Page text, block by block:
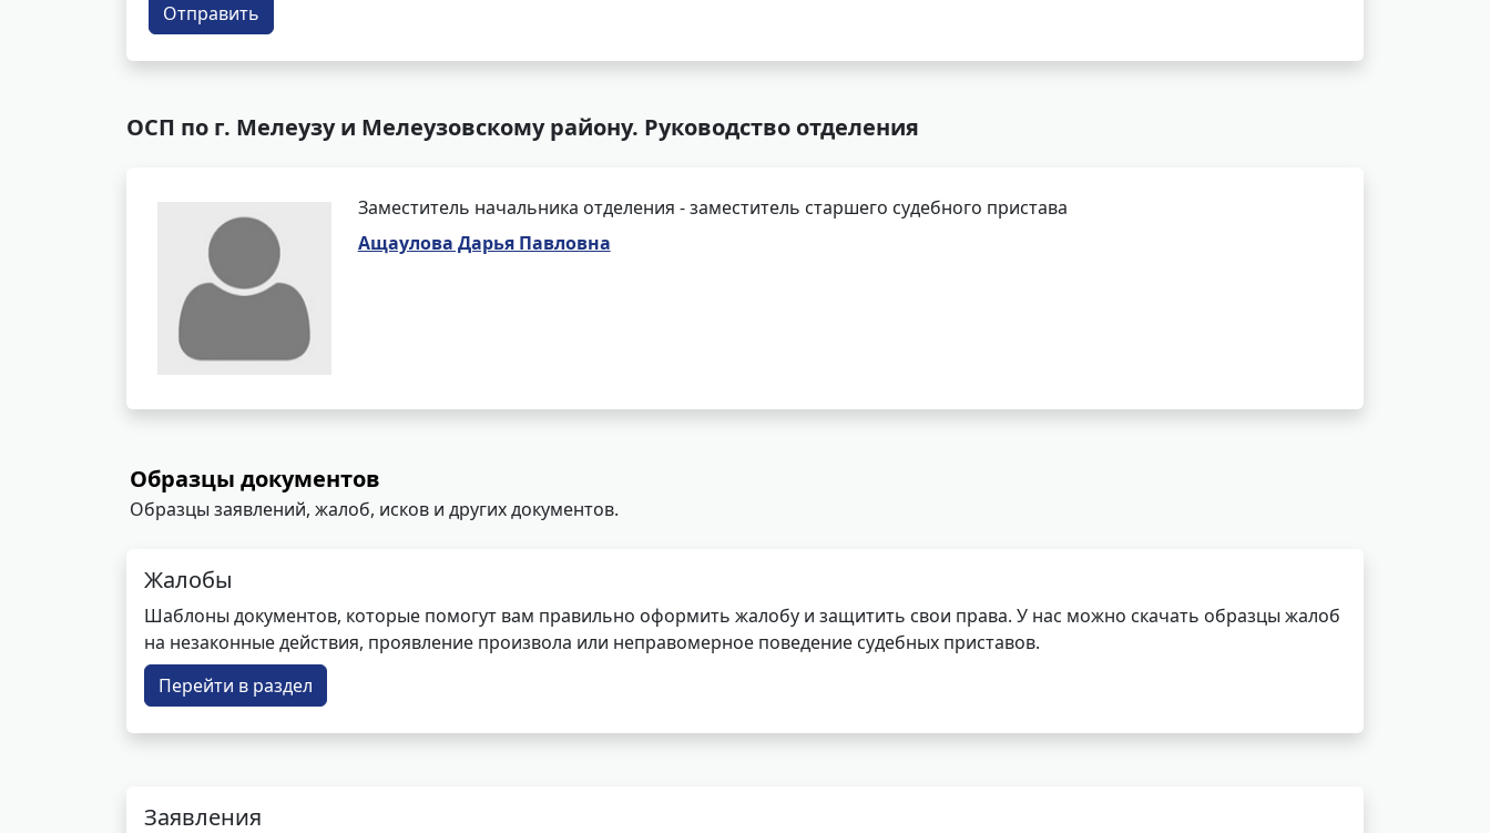
Отправить
ОСП по г. Мелеузу и Мелеузовскому району. Руководство отделения
Заместитель начальника отделения - заместитель старшего судебного пристава
Ащаулова Дарья Павловна
Образцы документов
Образцы заявлений, жалоб, исков и других документов.
Жалобы
Шаблоны документов, которые помогут вам правильно оформить жалобу и защитить свои права. У нас можно скачать образцы жалоб
на незаконные действия, проявление произвола или неправомерное поведение судебных приставов.
Перейти в раздел
Заявления